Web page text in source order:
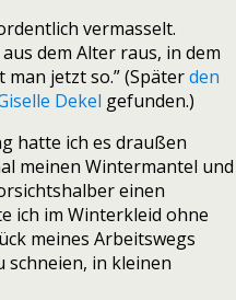
vermasselt.
dem Alter raus, in dem
jetzt so.” (Späterden
Dekel gefunden.)
hatte ich es draußen
meinen Wintermantel und
einen
ich im Winterkleid ohne
meines Arbeitswegs
schneien, in kleinen